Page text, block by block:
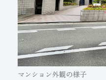
マンション外観の様子